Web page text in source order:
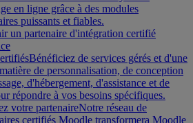
en ligne grâce à des modules
puissants et fiables.
un partenaire d'intégration certifié
Bénéficiez de services gérés et d'une
de personnalisation, de conception
d'hébergement, d'assistance et de
répondre à vos besoins spécifiques.
votre partenaireNotre réseau de
certifiés Moodle transformera Moodle